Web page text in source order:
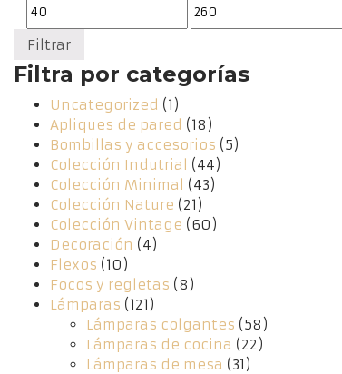
Precio
mínimo
Precio
Filtrar
Filtra por categorías
Uncategorized (1)
Apliques de pared (18)
Bombillas y accesorios (5)
Colección Indutrial (44)
Colección Minimal (43)
Colección Nature (21)
Colección Vintage (60)
Decoración (4)
Flexos (10)
Focos y regletas (8)
Lámparas (121)
Lámparas colgantes (58)
Lámparas de cocina (22)
Lámparas de mesa (31)